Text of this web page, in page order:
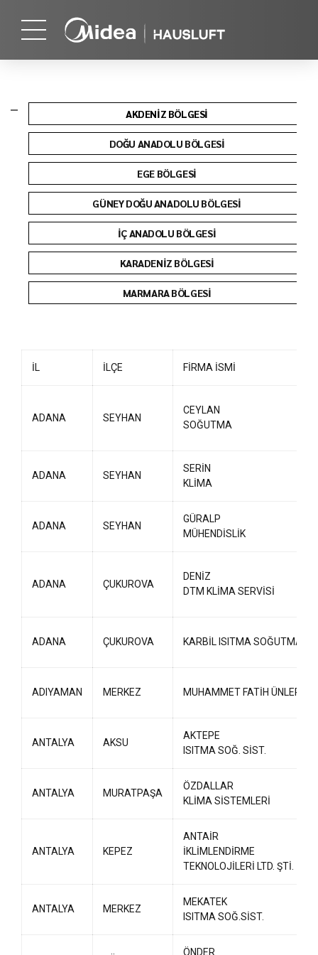
AKDENİZ BÖLGESİ
DOĞU ANADOLU BÖLGESİ
EGE BÖLGESİ
GÜNEY DOĞU ANADOLU BÖLGESİ
İÇ ANADOLU BÖLGESİ
KARADENİZ BÖLGESİ
MARMARA BÖLGESİ
İL İLÇE FİRMA İSMİ
ADANA SEYHAN
CEYLAN
SOĞUTMA
ADANA SEYHAN
SERİN
KLİMA
ADANA SEYHAN
GÜRALP
MÜHENDİSLİK
ADANA ÇUKUROVA
DENİZ
DTM KLİMA SERVİSİ
ADANA ÇUKUROVA KARBİL ISITMA SOĞUTMA
ADIYAMAN MERKEZ MUHAMMET FATİH ÜNLER
ANTALYA AKSU
AKTEPE
ISITMA SOĞ. SİST.
ANTALYA MURATPAŞA
ÖZDALLAR
KLİMA SİSTEMLERİ
ANTALYA KEPEZ
ANTAİR
İKLİMLENDİRME
TEKNOLOJİLERİ LTD. ŞTİ.
ANTALYA MERKEZ
MEKATEK
ISITMA SOĞ.SİST.
ÖNDER